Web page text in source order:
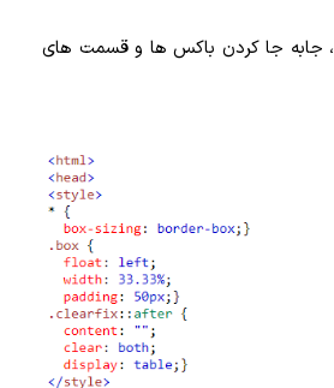
، جابه جا کردن باکس ها و قسمت های